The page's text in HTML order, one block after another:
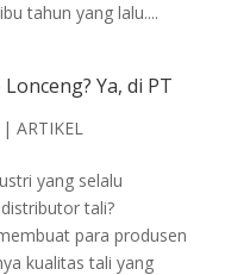
tahun yang lalu....
Ya, di PT
| ARTIKEL
yang selalu
tali?
para produsen
kualitas tali yang